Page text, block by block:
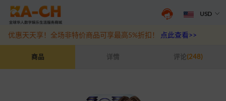
神魔之塔 魔法石\礼包充值
USD
抖音盛夏宠粉季来袭！抖钻充值最高6%优惠，热门规格更划算点此查
优惠天天享！全场非特价商品可享最高5%折扣！ 点此查看>>
商品 详情 评论(248)